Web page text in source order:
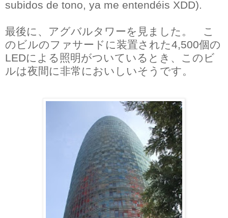
subidos de tono, ya me entendéis XDD).
最後に、アグバルタワーを見ました。 こ
のビルのファサードに装置された4,500個の
LEDによる照明がついているとき、このビ
ルは夜間に非常においしいそうです。